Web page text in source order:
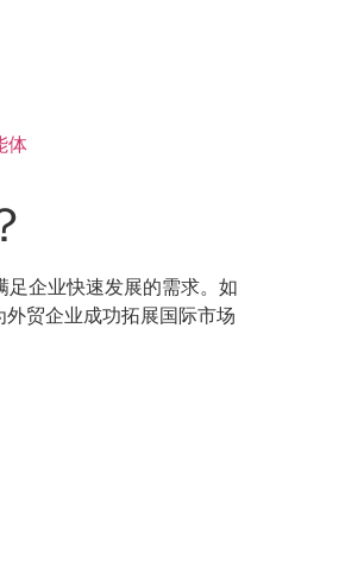
体
企业快速发展的需求。如
贸企业成功拓展国际市场